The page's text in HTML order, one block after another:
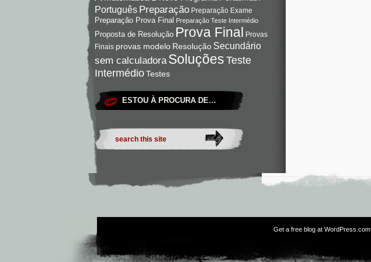
Português Preparação Preparação Exame
Preparação Prova Final Preparação Teste Intermédio
Proposta de Resolução Prova Final Provas
Finais provas modelo Resolução Secundário
sem calculadora Soluções Teste
IntermédioTestes
ESTOU À PROCURA DE…
Get a free blog at WordPress.com